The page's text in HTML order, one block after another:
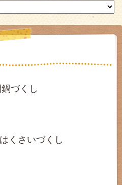
づくし
くさいづくし